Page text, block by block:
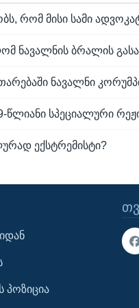
რომ მისი სამი
ნავალნის ბრალის
ნავალნი
წლიანი სპეციალური
ექსტრემისტი?
პოზიცია